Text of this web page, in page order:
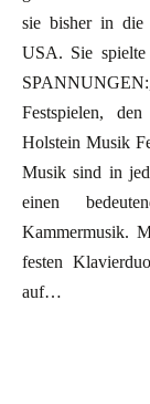
sie bisher in die
USA. Sie spielte
Festspielen,
Holstein Musik
Musik sind in
einen
Kammermusik.
festen
auf…